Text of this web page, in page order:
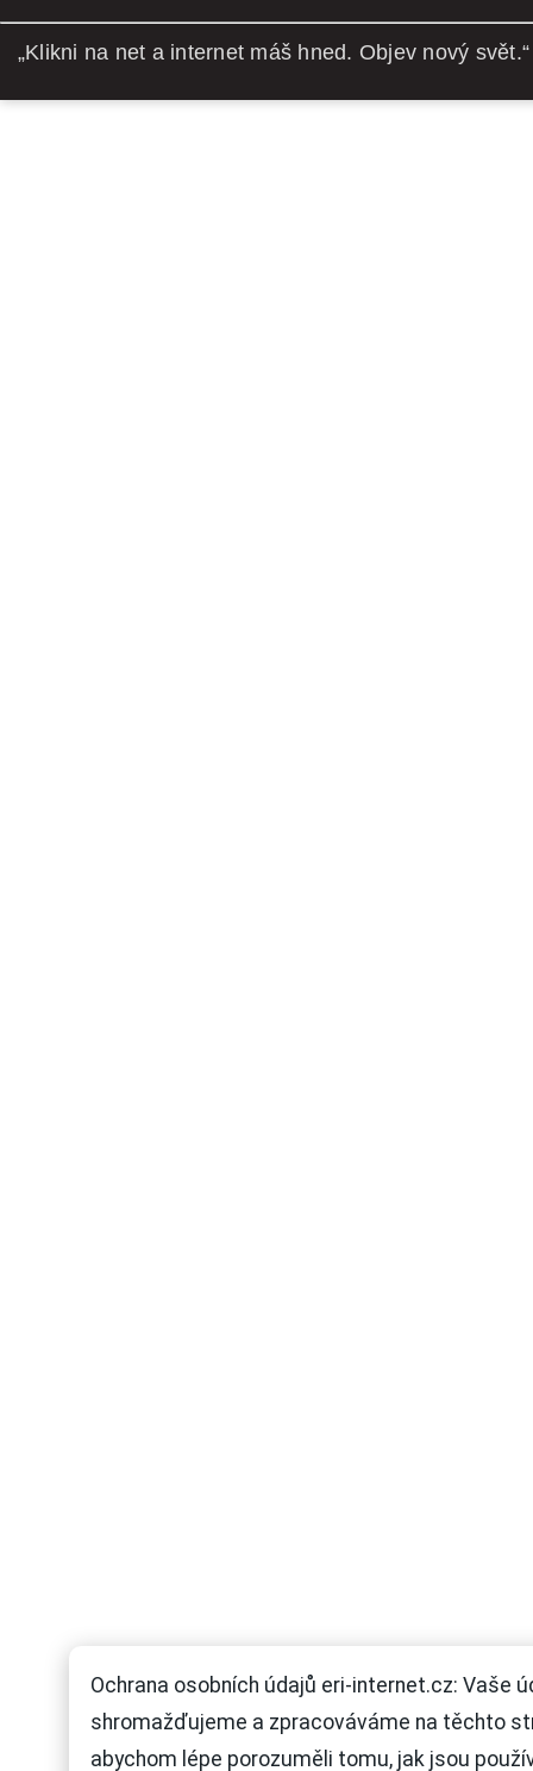
Ochrana osobních údajů eri-internet.cz: Vaše
shromažďujeme a zpracováváme na těchto
abychom lépe porozuměli tomu, jak jsou
„Klikni na net a internet máš hned. Objev nový svět.“